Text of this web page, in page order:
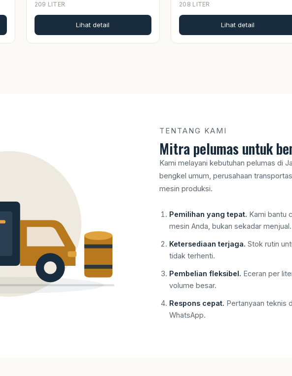
209 LITER
Lihat detail
208 LITER
Lihat detail
TENTANG KAMI
Mitra pelumas untuk
Kami melayani kebutuhan pelumas di
bengkel umum, perusahaan
mesin produksi.
Pemilihan yang tepat. Kami bantu
mesin Anda, bukan sekadar menjual.
Ketersediaan terjaga. Stok rutin
tidak terhenti.
Pembelian fleksibel. Eceran per
volume besar.
Respons cepat. Pertanyaan teknis
WhatsApp.